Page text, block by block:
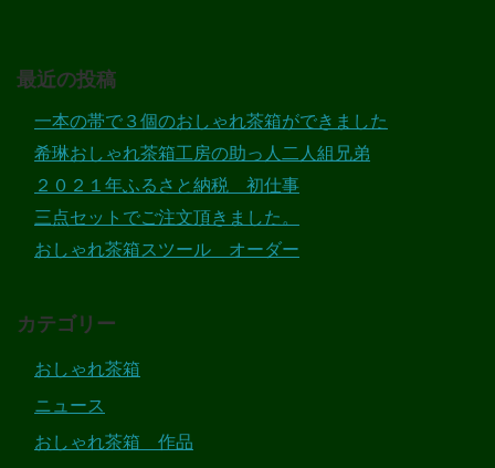
最近の投稿
一本の帯で３個のおしゃれ茶箱ができました
希琳おしゃれ茶箱工房の助っ人二人組兄弟
２０２１年ふるさと納税 初仕事
三点セットでご注文頂きました。
おしゃれ茶箱スツール オーダー
カテゴリー
おしゃれ茶箱
ニュース
おしゃれ茶箱 作品